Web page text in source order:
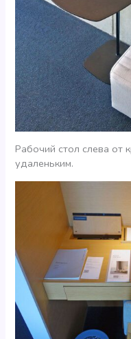
Рабочий стол слева от
удаленьким.